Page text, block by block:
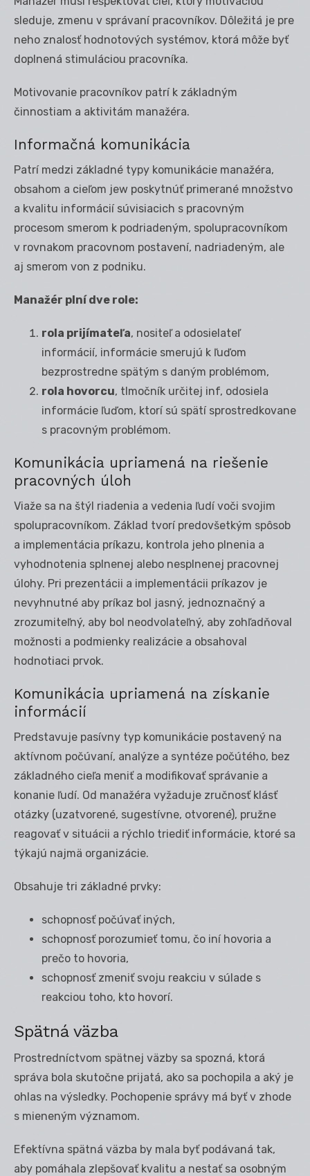
sleduje, zmenu v správaní pracovníkov. Dôležitá je pre
neho znalosť hodnotových systémov, ktorá môže byť
doplnená stimuláciou pracovníka.
Motivovanie pracovníkov patrí k základným
činnostiam a aktivitám manažéra.
Informačná komunikácia
Patrí medzi základné typy komunikácie manažéra,
obsahom a cieľom jew poskytnúť primerané množstvo
a kvalitu informácií súvisiacich s pracovným
procesom smerom k podriadeným, spolupracovníkom
v rovnakom pracovnom postavení, nadriadeným, ale
aj smerom von z podniku.
Manažér plní dve role:
rola prijímateľa, nositeľ a odosielateľ
informácií, informácie smerujú k ľuďom
bezprostredne spätým s daným problémom,
rola hovorcu, tlmočník určitej inf, odosiela
informácie ľuďom, ktorí sú spätí sprostredkovane
s pracovným problémom.
Komunikácia upriamená na riešenie
pracovných úloh
Viaže sa na štýl riadenia a vedenia ľudí voči svojim
spolupracovníkom. Základ tvorí predovšetkým spôsob
a implementácia príkazu, kontrola jeho plnenia a
vyhodnotenia splnenej alebo nesplnenej pracovnej
úlohy. Pri prezentácii a implementácii príkazov je
nevyhnutné aby príkaz bol jasný, jednoznačný a
zrozumiteľný, aby bol neodvolateľný, aby zohľadňoval
možnosti a podmienky realizácie a obsahoval
hodnotiaci prvok.
Komunikácia upriamená na získanie
informácií
Predstavuje pasívny typ komunikácie postavený na
aktívnom počúvaní, analýze a syntéze počútého, bez
základného cieľa meniť a modifikovať správanie a
konanie ľudí. Od manažéra vyžaduje zručnosť klásť
otázky (uzatvorené, sugestívne, otvorené), pružne
reagovať v situácii a rýchlo triediť informácie, ktoré sa
týkajú najmä organizácie.
Obsahuje tri základné prvky:
schopnosť počúvať iných,
schopnosť porozumieť tomu, čo iní hovoria a
prečo to hovoria,
schopnosť zmeniť svoju reakciu v súlade s
reakciou toho, kto hovorí.
Spätná väzba
Prostredníctvom spätnej väzby sa spozná, ktorá
správa bola skutočne prijatá, ako sa pochopila a aký je
ohlas na výsledky. Pochopenie správy má byť v zhode
s mieneným významom.
Efektívna spätná väzba by mala byť podávaná tak,
aby pomáhala zlepšovať kvalitu a nestať sa osobným